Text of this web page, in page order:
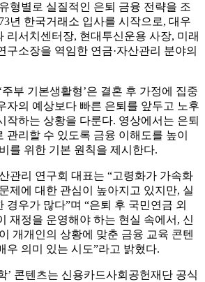
형별로 실질적인 은퇴 금융 전략을 조
년 한국거래소 입사를 시작으로, 대우
리서치센터장, 현대투신운용 사장, 미래
구소장을 역임한 연금·자산관리 분야의
부 기본생활형’은 결혼 후 가정에 집중
자의 예상보다 빠른 은퇴를 앞두고 노후
작하는 상황을 다룬다. 영상에서는 은퇴
관리할 수 있도록 금융 이해도를 높이
를 위한 기본 원칙을 제시한다.
관리 연구회 대표는 “고령화가 가속화
제에 대한 관심이 높아지고 있지만, 실
경우가 많다”며 “은퇴 후 국민연금 외
재정을 운영해야 하는 현실 속에서, 신
개개인의 상황에 맞춘 금융 교육 콘텐
우 의미 있는 시도”라고 밝혔다.
’ 콘텐츠는 신용카드사회공헌재단 공식